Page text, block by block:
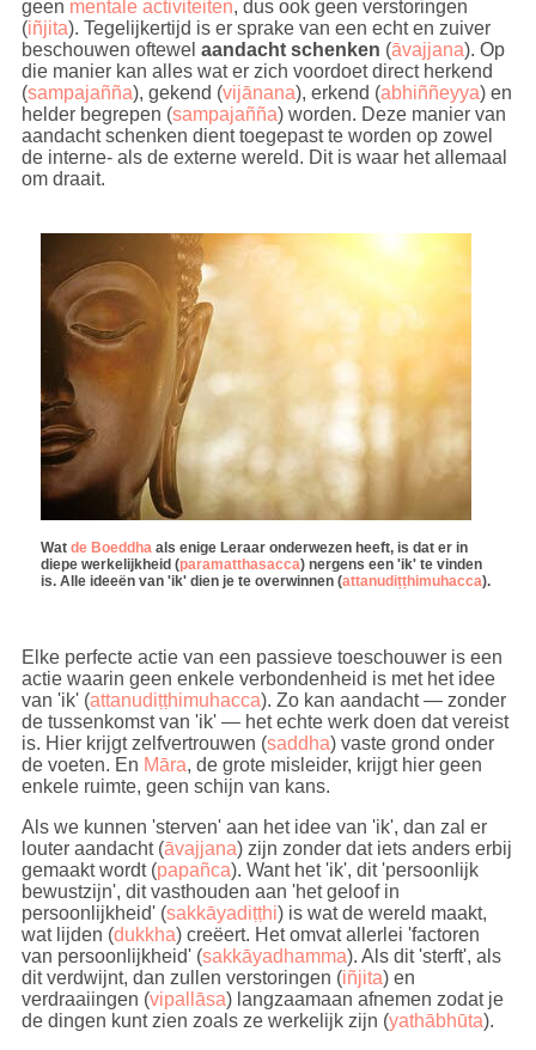
geen mentale activiteiten, dus ook geen verstoringen
(iñjita). Tegelijkertijd is er sprake van een echt en zuiver
beschouwen oftewel aandacht schenken (āvajjana). Op
die manier kan alles wat er zich voordoet direct herkend
(sampajañña), gekend (vijānana), erkend (abhiññeyya) en
helder begrepen (sampajañña) worden. Deze manier van
aandacht schenken dient toegepast te worden op zowel
de interne- als de externe wereld. Dit is waar het allemaal
om draait.
Watde Boeddha als enige Leraar onderwezen heeft, is dat er in
diepe werkelijkheid (paramatthasacca) nergens een 'ik' te vinden
is. Alle ideeën van 'ik' dien je te overwinnen (attanudiṭṭhimuhacca).
Elke perfecte actie van een passieve toeschouwer is een
actie waarin geen enkele verbondenheid is met het idee
van 'ik' (attanudiṭṭhimuhacca). Zo kan aandacht — zonder
de tussenkomst van 'ik' — het echte werk doen dat vereist
is. Hier krijgt zelfvertrouwen (saddha) vaste grond onder
de voeten. En Māra, de grote misleider, krijgt hier geen
enkele ruimte, geen schijn van kans.
Als we kunnen 'sterven' aan het idee van 'ik', dan zal er
louter aandacht (āvajjana) zijn zonder dat iets anders erbij
gemaakt wordt (papañca). Want het 'ik', dit 'persoonlijk
bewustzijn', dit vasthouden aan 'het geloof in
persoonlijkheid' (sakkāyadiṭṭhi) is wat de wereld maakt,
wat lijden (dukkha) creëert. Het omvat allerlei 'factoren
van persoonlijkheid' (sakkāyadhamma). Als dit 'sterft', als
dit verdwijnt, dan zullen verstoringen (iñjita) en
verdraaiingen (vipallāsa) langzaamaan afnemen zodat je
de dingen kunt zien zoals ze werkelijk zijn (yathābhūta).